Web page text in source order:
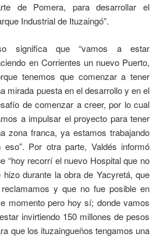
de Pomera, para desarrollar el
Industrial de Ituzaingó”.
significa que “vamos a estar
en Corrientes un nuevo Puerto,
tenemos que comenzar a tener
mirada puesta en el desarrollo y en el
de comenzar a creer, por lo cual
a impulsar el proyecto para tener
zona franca, ya estamos trabajando
eso”. Por otra parte, Valdés informó
“hoy recorrí el nuevo Hospital que no
hizo durante la obra de Yacyretá, que
y que no fue posible en
momento pero hoy sí; donde vamos
invirtiendo 150 millones de pesos
que los ituzaingueños tengamos una